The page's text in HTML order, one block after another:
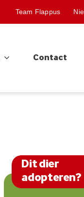
Team Flappus
Contact
Dit dier
adopteren?